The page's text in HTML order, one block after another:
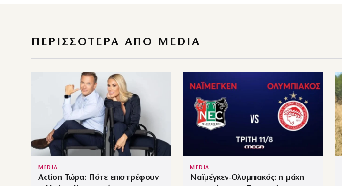
ΠΕΡΙΣΣΌΤΕΡΑ ΑΠΌ MEDIA
MEDIA
Action Τώρα: Πότε επιστρέφουν
MEDIA
Ναϊμέγκεν-Ολυμπιακός: η μάχη